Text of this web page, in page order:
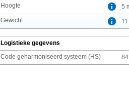
Hoogte
5
Gewicht
Logistieke gegevens
Code geharmoniseerd systeem (HS)